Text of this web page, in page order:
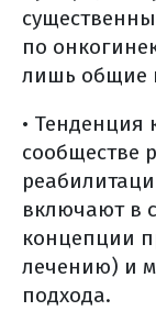
по
лишь общие
• Тенденция
сообществе
включают в
концепции
лечению) и
подхода.